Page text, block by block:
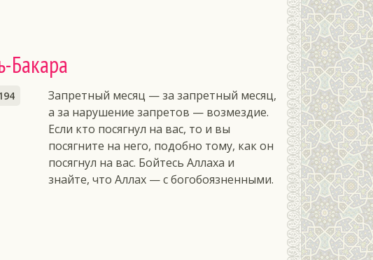
Бакара
Запретный месяц — за запретный месяц,
а за нарушение запретов — возмездие.
Если кто посягнул на вас, то и вы
посягните на него, подобно тому, как он
посягнул на вас. Бойтесь Аллаха и
знайте, что Аллах — с богобоязненными.